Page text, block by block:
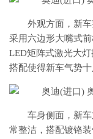
外观方面，新
采用六边形大嘴式
LED矩阵式激光大
搭配使得新车气势十
车身侧面，新
常整洁，搭配镀铬